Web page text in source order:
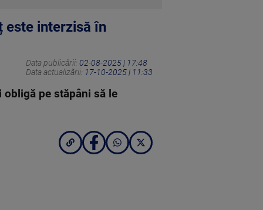
este interzisă în
Data publicării: 02-08-2025 | 17:48
Data actualizării: 17-10-2025 | 11:33
pe stăpâni să le